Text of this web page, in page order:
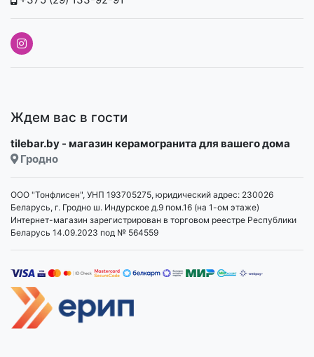
Ждем вас в гости
tilebar.by - магазин керамогранита для вашего дома
Гродно
ООО "Тонфлисен", УНП 193705275, юридический адрес: 230026
Беларусь, г. Гродно ш. Индурское д.9 пом.16 (на 1-ом этаже)
Интернет-магазин зарегистрирован в торговом реестре Республики
Беларусь 14.09.2023 под № 564559